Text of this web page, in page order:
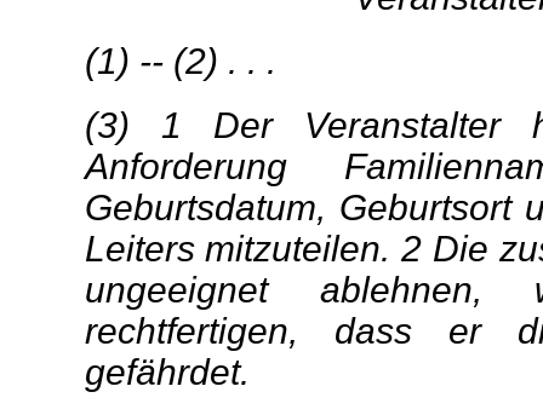
(1) -- (2) . . .
(3) 1 Der Veranstalter
Anforderung
Geburtsdatum, Geburtsort
Leiters mitzuteilen. 2 Die
ungeeignet ablehnen,
rechtfertigen, dass er
gefährdet.